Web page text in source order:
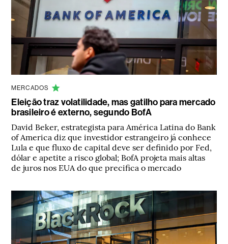
MERCADOS
Eleição traz volatilidade, mas gatilho para mercado
brasileiro é externo, segundo BofA
David Beker, estrategista para América Latina do Bank
of America diz que investidor estrangeiro já conhece
Lula e que fluxo de capital deve ser definido por Fed,
dólar e apetite a risco global; BofA projeta mais altas
de juros nos EUA do que precifica o mercado